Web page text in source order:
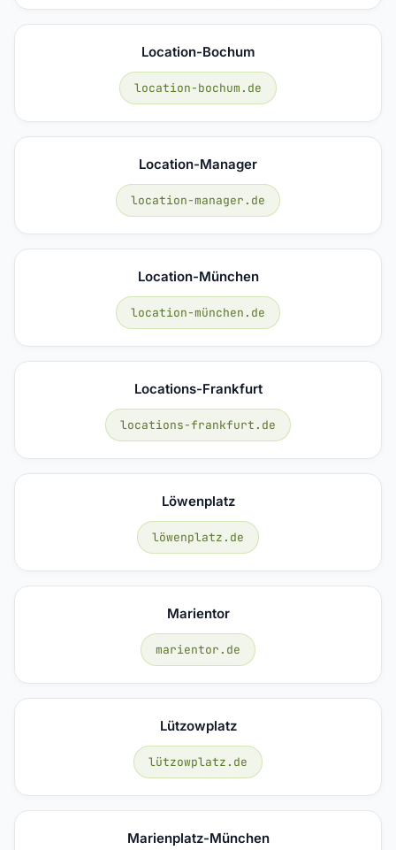
Location-Bochum
location-bochum.de
Location-Manager
location-manager.de
Location-München
location-münchen.de
Locations-Frankfurt
locations-frankfurt.de
Löwenplatz
löwenplatz.de
Marientor
marientor.de
Lützowplatz
lützowplatz.de
Marienplatz-München